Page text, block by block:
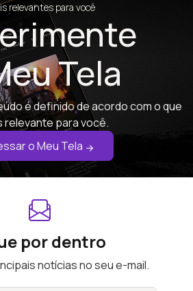
relevantes para você
Tela
é definido de acordo com o que
relevante para você.
o Meu Tela
por dentro
notícias no seu e-mail.